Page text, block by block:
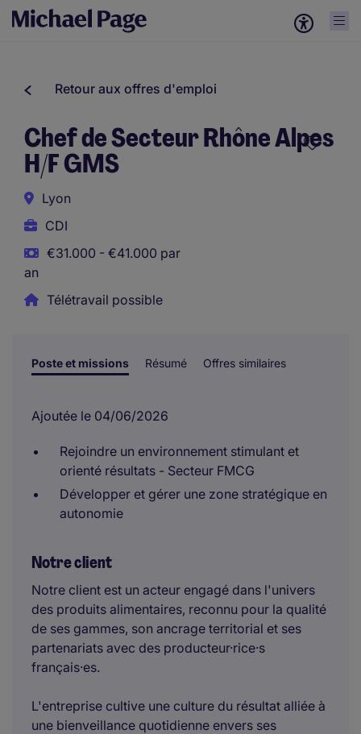
Retour aux offres d'emploi
Chef de Secteur Rhône Alpes
H/F GMS
Lyon
CDI
€31.000 - €41.000 par
an
Télétravail possible
Poste et missions Résumé Offres similaires
Ajoutée le 04/06/2026
Rejoindre un environnement stimulant et
orienté résultats - Secteur FMCG
Développer et gérer une zone stratégique en
autonomie
Notre client
Notre client est un acteur engagé dans l'univers
des produits alimentaires, reconnu pour la qualité
de ses gammes, son ancrage territorial et ses
partenariats avec des producteur·rice·s
français·es.
L'entreprise cultive une culture du résultat alliée à
une bienveillance quotidienne envers ses